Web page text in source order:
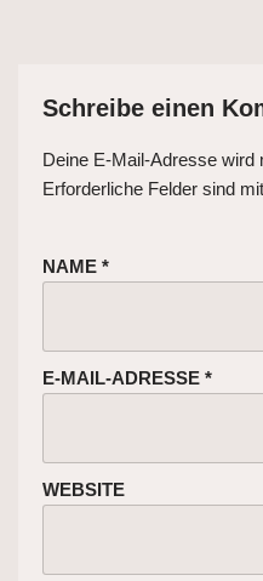
Schreibe einen
Deine E-Mail-Adresse wird
Erforderliche Felder sind mit
NAME *
E-MAIL-ADRESSE *
WEBSITE